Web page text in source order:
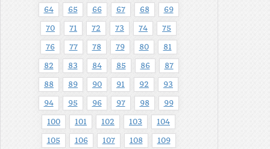
64 65 66 67 68 69
70 71 72 73 74 75
76 77 78 79 80 81
82 83 84 85 86 87
88 89 90 91 92 93
94 95 96 97 98 99
100 101 102 103 104
105 106 107 108 109